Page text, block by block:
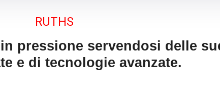
RUTHS
pressione servendosi delle
e di tecnologie avanzate.